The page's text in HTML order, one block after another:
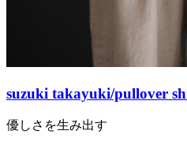
suzuki takayuki/pullover
優しさを生み出す